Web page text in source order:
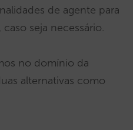
de agente para
seja necessário.
no domínio da
alternativas como